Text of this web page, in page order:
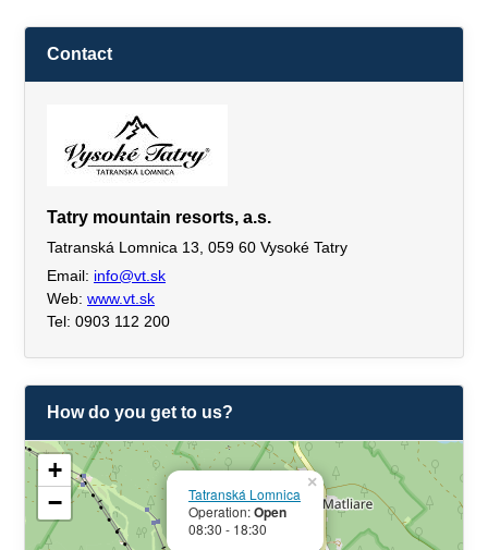
Contact
Tatry mountain resorts, a.s.
Tatranská Lomnica 13, 059 60 Vysoké Tatry
Email: info@vt.sk
Web: www.vt.sk
Tel: 0903 112 200
How do you get to us?
Tatranská Lomnica
Operation:Open
08:30 - 18:30
×
+
−